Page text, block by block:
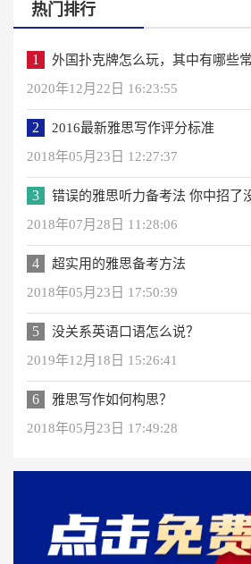
热门排行
1
外国扑克牌怎么玩，其中有哪些
2020年12月22日 16:23:55
2
2016最新雅思写作评分标准
2018年05月23日 12:27:37
3
错误的雅思听力备考法 你中招了
2018年07月28日 11:28:06
4
超实用的雅思备考方法
2018年05月23日 17:50:39
5
没关系英语口语怎么说？
2019年12月18日 15:26:41
6
雅思写作如何构思？
2018年05月23日 17:49:28